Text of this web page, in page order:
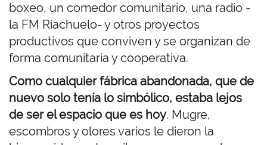
boxeo, un comedor comunitario, una radio -
la FM Riachuelo- y otros proyectos
productivos que conviven y se organizan de
forma comunitaria y cooperativa.
Como cualquier fábrica abandonada, que de
nuevo solo tenía lo simbólico, estaba lejos
de ser el espacio que es hoy. Mugre,
escombros y olores varios le dieron la